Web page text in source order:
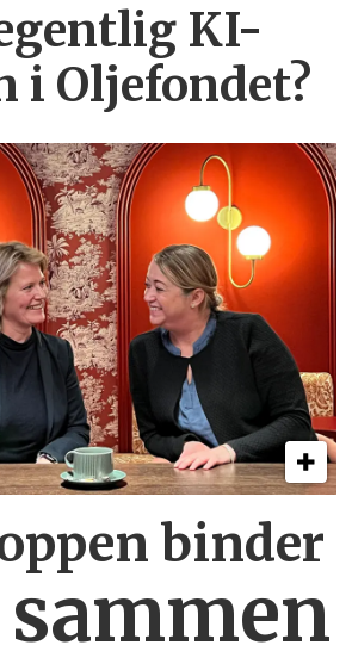
KI-
i Oljefondet?
binder